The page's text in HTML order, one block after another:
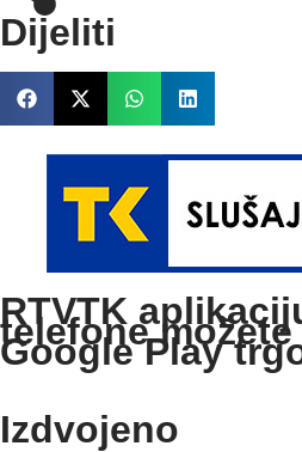
Dijeliti
RTVTK
telefone
Google Play
Izdvojeno